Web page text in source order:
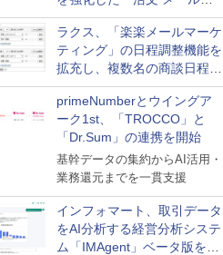
送信防止アドインサービス」
を提供
ラクス、「楽楽メールマーケ
ティング」の日程調整機能を
拡充し、複数名の商談日程調
整を効率化
primeNumberとウイングア
ーク1st、「TROCCO」と
「Dr.Sum」の連携を開始
基幹データの集約からAI活用・
業務還元までを一貫支援
インフォマート、取引データ
をAI分析する経営分析システ
ム「IMAgent」ベータ版を提